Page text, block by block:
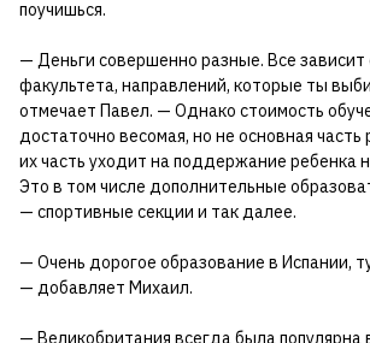
поучишься.
— Деньги совершенно разные. Все зависит
факультета, направлений, которые ты
отмечает Павел. — Однако стоимость
достаточно весомая, но не основная
их часть уходит на поддержание ребенка
Это в том числе дополнительные
— спортивные секции и так далее.
— Очень дорогое образование в Испании,
— добавляет Михаил.
— Великобритания всегда была популярна